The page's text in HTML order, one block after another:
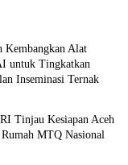
Kembangkan Alat
untuk Tingkatkan
Inseminasi Ternak
Tinjau Kesiapan Aceh
MTQ Nasional